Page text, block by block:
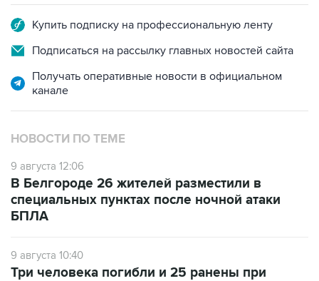
Купить подписку на профессиональную ленту
Подписаться на рассылку главных новостей сайта
Получать оперативные новости в официальном
канале
НОВОСТИ ПО ТЕМЕ
9 августа 12:06
В Белгороде 26 жителей разместили в
специальных пунктах после ночной атаки
БПЛА
9 августа 10:40
Три человека погибли и 25 ранены при